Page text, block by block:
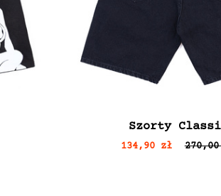
Szorty
134,90 zł